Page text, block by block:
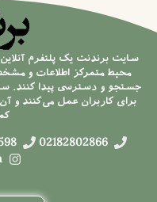
سایت برندنت یک پلتفرم
محیط متمرکز اطلاعات و
جستجو و دسترسی پیدا کنند.
برای کاربران عمل می‌کنند و
02182802866